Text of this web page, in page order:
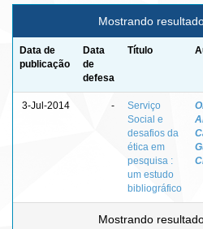
Mostrando
Data de
publicação
Data
de
defesa
Título
3-Jul-2014 -
Serviço
Social e
desafios da
ética em
pesquisa :
um estudo
bibliográfico
Mostrando